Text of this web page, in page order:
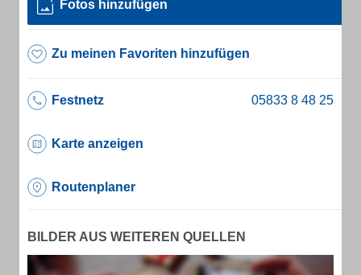
Fotos hinzufügen
Zu meinen Favoriten hinzufügen
Festnetz
Karte anzeigen
Routenplaner
BILDER AUS WEITEREN QUELLEN